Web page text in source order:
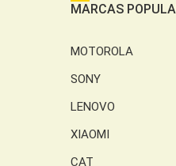
MARCAS
MOTOROLA
SONY
LENOVO
XIAOMI
CAT